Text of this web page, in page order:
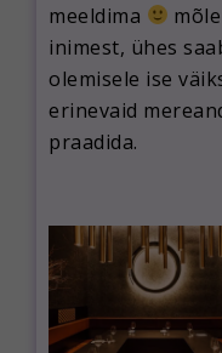
meeldima
inimest, ühes
olemisele ise
erinevaid
praadida.